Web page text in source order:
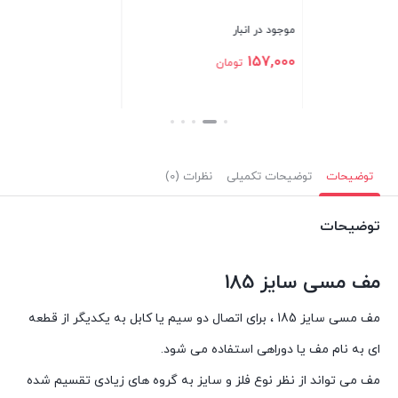
تومان
بستن
توضیحات توضیحات تکمیلی نظرات (0)
توضیحات
مف مسی سایز 185
مف مسی سایز 185 ، برای اتصال دو سیم یا کابل به یکدیگر از قطعه
ای به نام مف یا دوراهی استفاده می شود.
مف می تواند از نظر نوع فلز و سایز به گروه‌ های زیادی تقسیم شده